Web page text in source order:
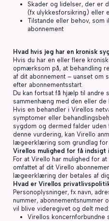
Skader og lidelser, der er
(fx ulykkesforsikring) eller
Tilstande eller behov, som
abonnement
Hvad hvis jeg har en kronisk
Hvis du har en eller flere
opmærksom på, at behandling
af dit abonnement – uanset om
efter abonnementsstart.
Du kan fortsat få hjælp til andre
sammenhæng med den eller de
Hvis en behandler i Virellos
symptomer eller
sygdom og dermed falder
denne vurdering, kan Virello
lægeerklæring som grundlag
Virellos mulighed for få indsigt
For at Virello har mulighed for
omfattet af dit Virello
lægeerklæring der betales af
Hvad er Virellos
Personoplysninger, fx navn,
nummer, abonnementsnummer
vil blive videregivet og delt med:
Virellos koncernforbundne